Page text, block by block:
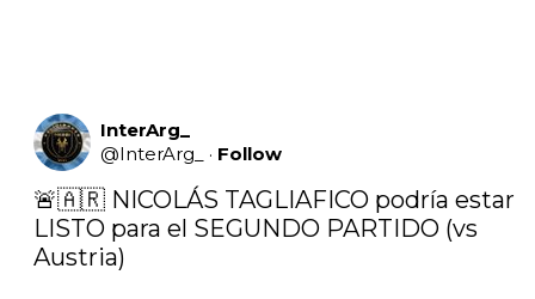
InterArg_
@InterArg_ · Follow
🚨🇦🇷 NICOLÁS TAGLIAFICO podría estar
LISTO para el SEGUNDO PARTIDO (vs
Austria)